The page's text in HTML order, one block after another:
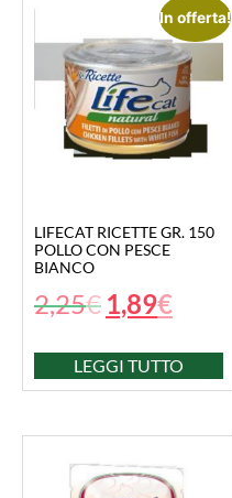
In offerta!
LIFECAT RICETTE GR. 150
POLLO CON PESCE
BIANCO
2,25€ 1,89€
LEGGI TUTTO